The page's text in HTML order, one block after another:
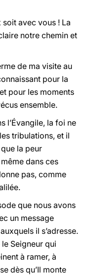
avec vous ! La
notre chemin et
de ma visite au
pour la
pour les moments
ensemble.
l’Évangile, la foi ne
tribulations, et il
la peur
dans ces
pas, comme
que nous avons
un message
il s’adresse.
Seigneur qui
à ramer, à
dès qu’Il monte